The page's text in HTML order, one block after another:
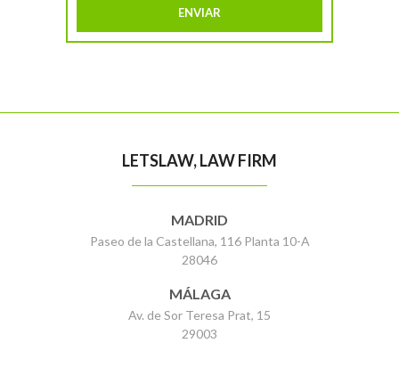
LETSLAW, LAW FIRM
MADRID
Paseo de la Castellana, 116 Planta 10-A
28046
MÁLAGA
Av. de Sor Teresa Prat, 15
29003